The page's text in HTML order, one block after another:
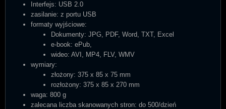
Interfejs: USB 2.0
zasilanie: z portu USB
formaty wyjściowe:
Dokumenty: JPG, PDF, Word, TXT, Excel
e-book: ePub,
wideo: AVI, MP4, FLV, WMV
wymiary:
złożony: 375 x 85 x 75 mm
rozłożony: 375 x 85 x 270 mm
waga: 800 g
zalecana liczba skanowanych stron: do 500/dzień